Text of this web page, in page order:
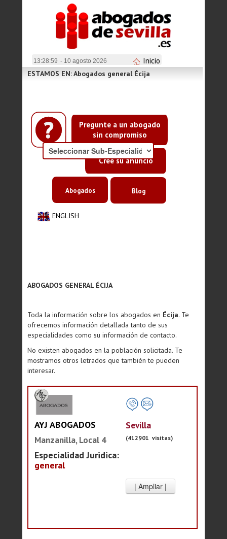
13:29:00 - 10 agosto 2026 Inicio
Pregunte a un abogado
sin compromiso
Cree su anuncio
ESTAMOS EN: Abogados general Écija
ENGLISH
Abogados Blog
ABOGADOS GENERAL ÉCIJA
Toda la información sobre los abogados en Écija. Te
ofrecemos información detallada tanto de sus
especialidades como su información de contacto.
No existen abogados en la población solicitada. Te
mostramos otros letrados que también te pueden
interesar.
AYJ ABOGADOS
Manzanilla, Local 4
Especialidad Juridica:
general
Sevilla
(412901 visitas)